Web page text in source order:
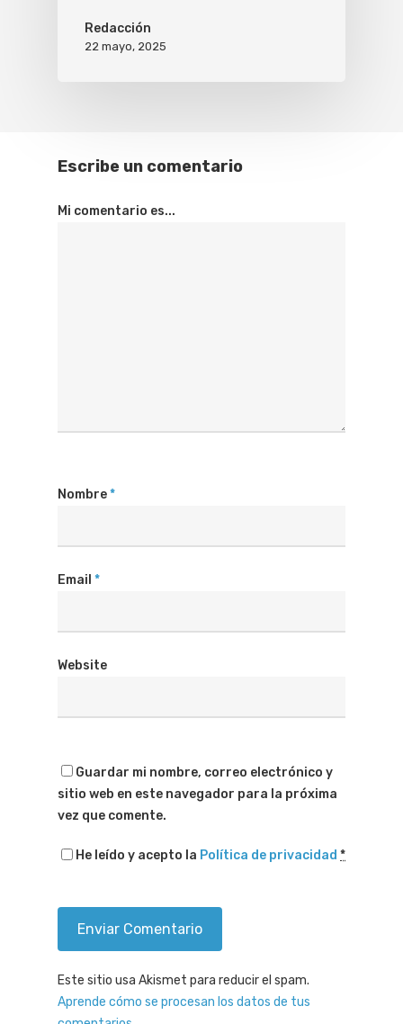
Redacción
22 mayo, 2025
Escribe un comentario
Mi comentario es...
Nombre*
Email *
Website
Guardar mi nombre, correo electrónico y
sitio web en este navegador para la próxima
vez que comente.
He leído y acepto la Política de privacidad *
Este sitio usa Akismet para reducir el spam.
Aprende cómo se procesan los datos de tus